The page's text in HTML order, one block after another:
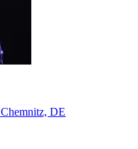
Chemnitz, DE